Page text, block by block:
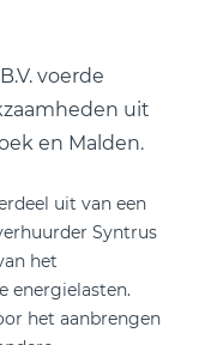
voerde
uit
en Malden.
uit van een
Syntrus
het
energielasten.
het aanbrengen